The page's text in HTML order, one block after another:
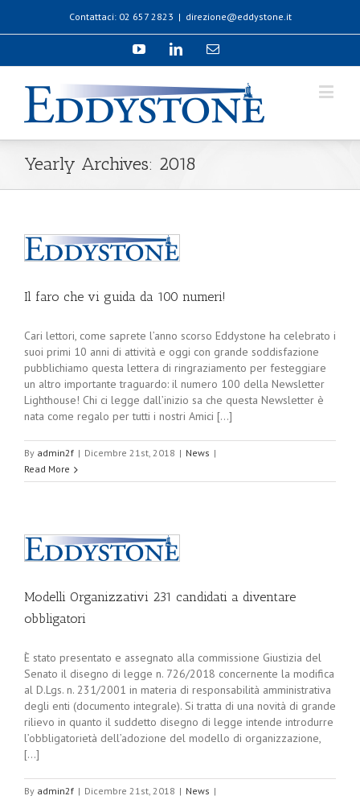
Contattaci: 02 657 2823 | direzione@eddystone.it
Yearly Archives: 2018
Il faro che vi guida da 100 numeri!
Cari lettori, come saprete l’anno scorso Eddystone ha celebrato i
suoi primi 10 anni di attività e oggi con grande soddisfazione
pubblichiamo questa lettera di ringraziamento per festeggiare
un altro importante traguardo: il numero 100 della Newsletter
Lighthouse! Chi ci legge dall’inizio sa che questa Newsletter è
nata come regalo per tutti i nostri Amici [...]
By admin2f | Dicembre 21st, 2018 | News |
Read More
Modelli Organizzativi 231 candidati a diventare
obbligatori
È stato presentato e assegnato alla commissione Giustizia del
Senato il disegno di legge n. 726/2018 concernente la modifica
al D.Lgs. n. 231/2001 in materia di responsabilità amministrativa
degli enti (documento integrale). Si tratta di una novità di grande
rilievo in quanto il suddetto disegno di legge intende introdurre
l’obbligatorietà dell’adozione del modello di organizzazione,
[...]
By admin2f | Dicembre 21st, 2018 | News |